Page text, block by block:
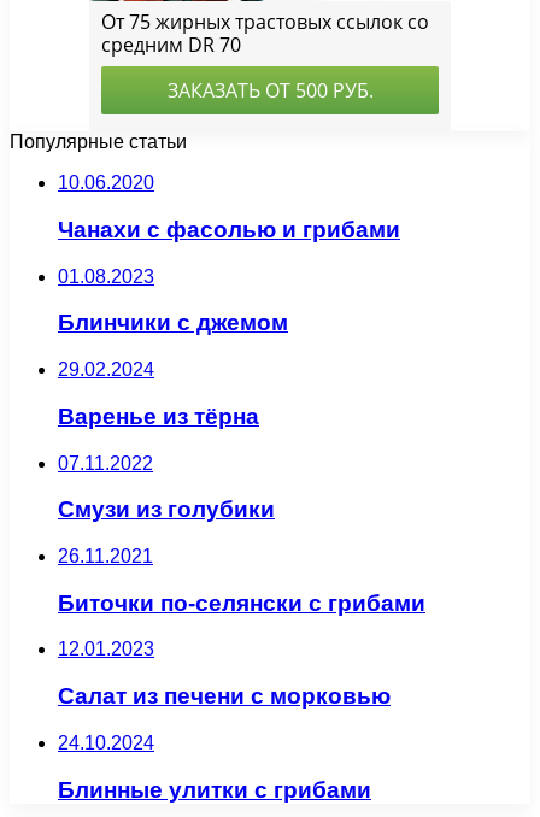
Популярные статьи
10.06.2020
Чанахи с фасолью и грибами
01.08.2023
Блинчики с джемом
29.02.2024
Варенье из тёрна
07.11.2022
Смузи из голубики
26.11.2021
Биточки по-селянски с грибами
12.01.2023
Салат из печени с морковью
24.10.2024
Блинные улитки с грибами